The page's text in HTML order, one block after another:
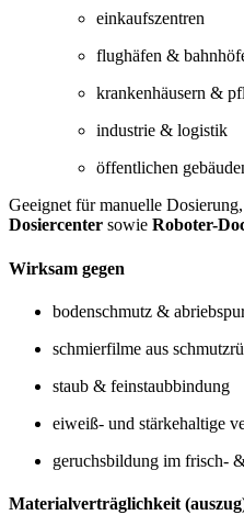
einkaufszentren
flughäfen &
krankenhäusern &
industrie & logistik
öffentlichen
Geeignet für manuelle Dosierung,
Dosiercenter sowie Roboter-
Wirksam gegen
bodenschmutz &
schmierfilme aus
staub & feinstaubbindung
eiweiß- und stärkehaltige
geruchsbildung im frisch-
Materialverträglichkeit